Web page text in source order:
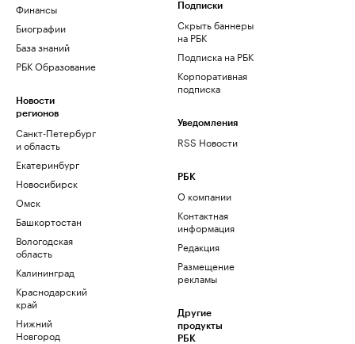
Финансы
Биографии
База знаний
РБК Образование
Новости
регионов
Санкт-Петербург
и область
Екатеринбург
Новосибирск
Омск
Башкортостан
Вологодская
область
Калининград
Краснодарский
край
Нижний
Новгород
Подписки
Скрыть баннеры
на РБК
Подписка на РБК
Корпоративная
подписка
Уведомления
RSS Новости
РБК
О компании
Контактная
информация
Редакция
Размещение
рекламы
Другие
продукты
РБК